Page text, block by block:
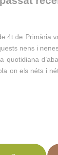
4t de Primària
nens i
on els néts i